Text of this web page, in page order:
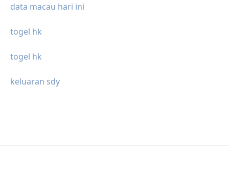
data macau hari ini
togel hk
togel hk
keluaran sdy